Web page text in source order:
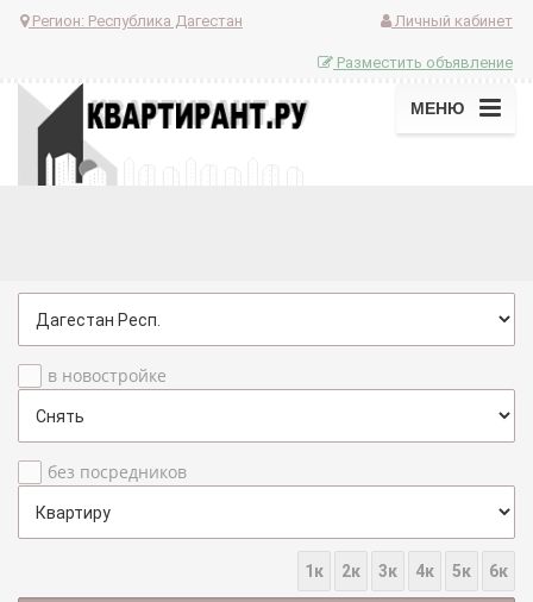
Регион: Республика Дагестан Личный кабинет
Разместить объявление
МЕНЮ
в новостройке
без посредников
1к 2к 3к 4к 5к 6к